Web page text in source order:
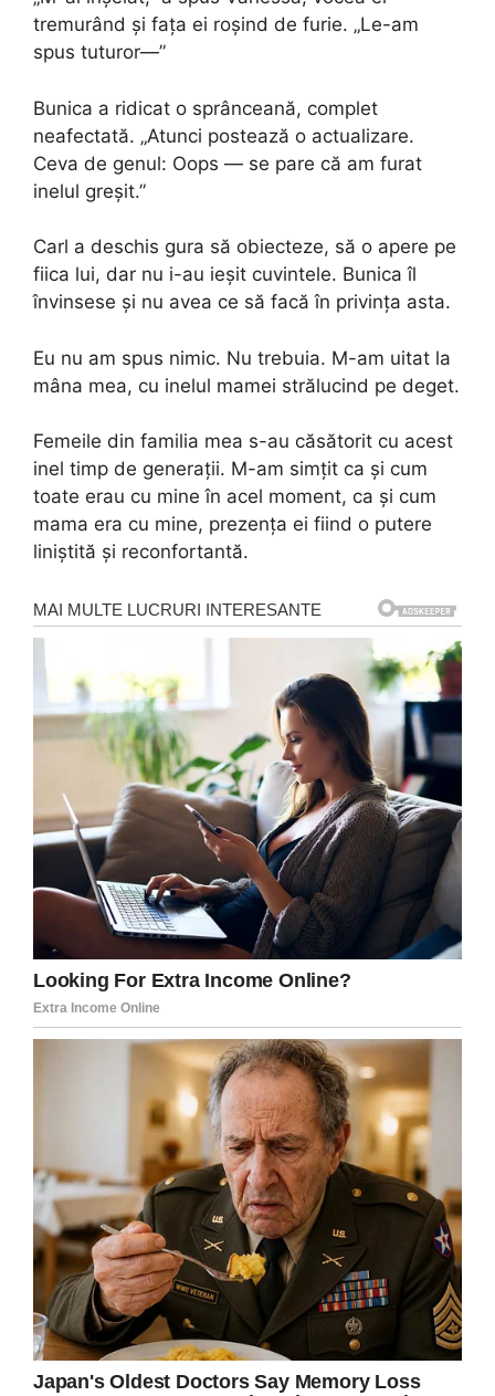
tremurând și fața ei roșind de furie. „Le-am
spus tuturor—”
Bunica a ridicat o sprânceană, complet
neafectată. „Atunci postează o actualizare.
Ceva de genul: Oops — se pare că am furat
inelul greșit.”
Carl a deschis gura să obiecteze, să o apere pe
fiica lui, dar nu i-au ieșit cuvintele. Bunica îl
învinsese și nu avea ce să facă în privința asta.
Eu nu am spus nimic. Nu trebuia. M-am uitat la
mâna mea, cu inelul mamei strălucind pe deget.
Femeile din familia mea s-au căsătorit cu acest
inel timp de generații. M-am simțit ca și cum
toate erau cu mine în acel moment, ca și cum
mama era cu mine, prezența ei fiind o putere
liniștită și reconfortantă.